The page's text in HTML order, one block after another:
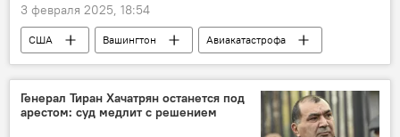
3 февраля 2025, 18:54
США Вашингтон
Авиакатастрофа
В мире
Видео
Генерал Тиран Хачатрян останется под
арестом: суд медлит с решением